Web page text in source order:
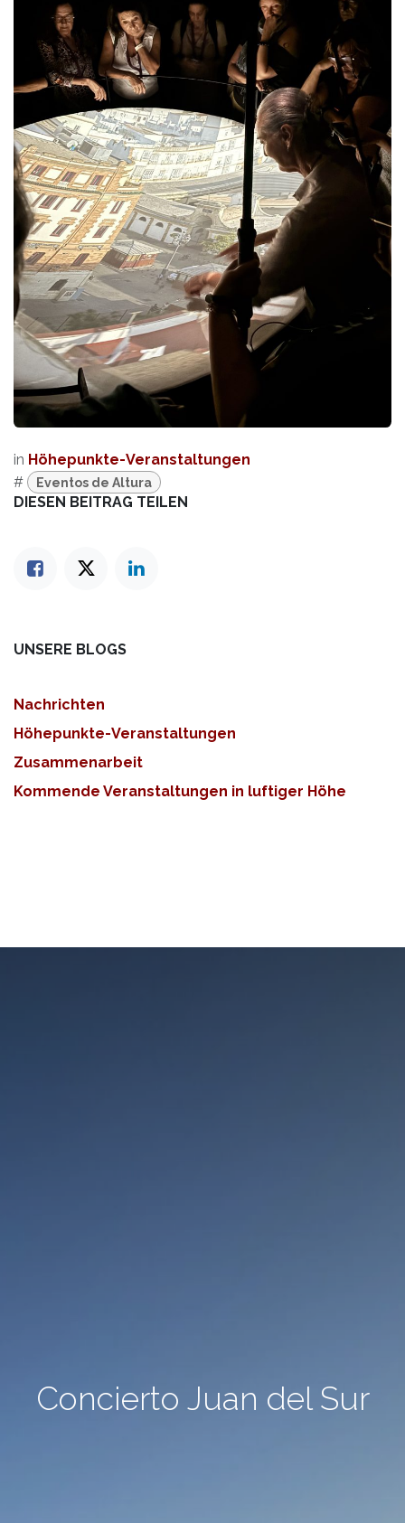
in Höhepunkte-Veranstaltungen
#
Eventos de Altura
DIESEN BEITRAG TEILEN
UNSERE BLOGS
Nachrichten
Höhepunkte-Veranstaltungen
Zusammenarbeit
Kommende Veranstaltungen in luftiger Höhe
Concierto Juan del Sur